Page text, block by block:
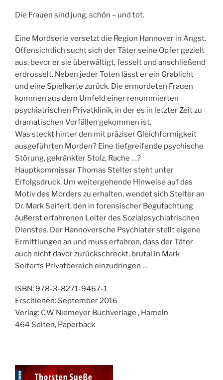
Die Frauen sind jung, schön – und tot.
Eine Mordserie versetzt die Region Hannover in Angst.
Offensichtlich sucht sich der Täter seine Opfer gezielt
aus, bevor er sie überwältigt, fesselt und anschließend
erdrosselt. Neben jeder Toten lässt er ein Grablicht
und eine Spielkarte zurück. Die ermordeten Frauen
kommen aus dem Umfeld einer renommierten
psychiatrischen Privatklinik, in der es in letzter Zeit zu
dramatischen Vorfällen gekommen ist.
Was steckt hinter den mit präziser Gleichförmigkeit
ausgeführten Morden? Eine tiefgreifende psychische
Störung, gekränkter Stolz, Rache …?
Hauptkommissar Thomas Stelter steht unter
Erfolgsdruck. Um weitergehende Hinweise auf das
Motiv des Mörders zu erhalten, wendet sich Stelter an
Dr. Mark Seifert, den in forensischer Begutachtung
äußerst erfahrenen Leiter des Sozialpsychiatrischen
Dienstes. Der Hannoversche Psychiater stellt eigene
Ermittlungen an und muss erfahren, dass der Täter
auch nicht davor zurückschreckt, brutal in Mark
Seiferts Privatbereich einzudringen …
ISBN: 978-3-8271-9467-1
Erschienen: September 2016
Verlag: CW Niemeyer Buchverlage , Hameln
464 Seiten, Paperback